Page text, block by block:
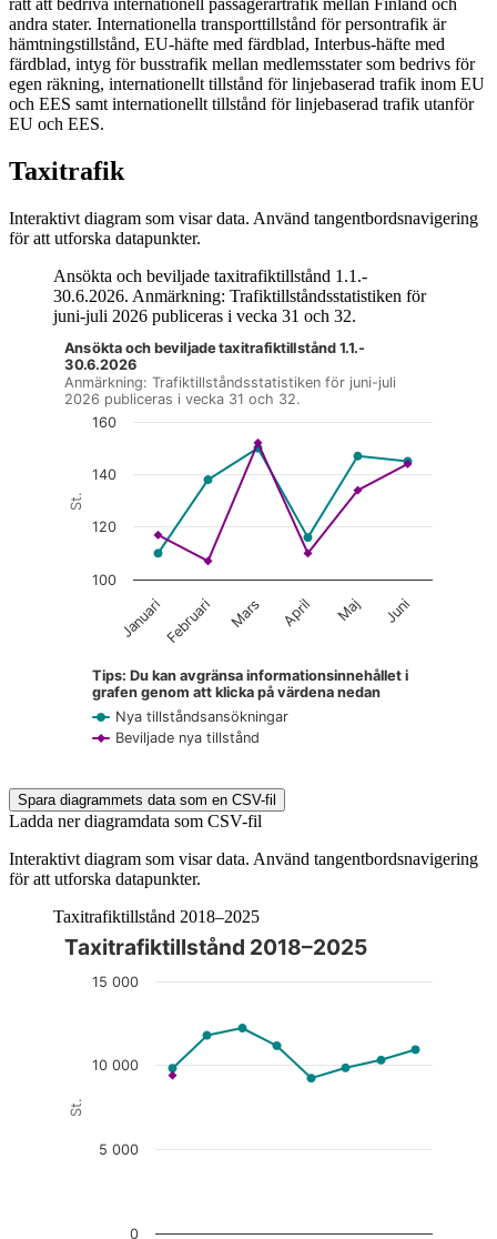
andra stater. Internationella transporttillstånd för persontrafik är
hämtningstillstånd, EU-häfte med färdblad, Interbus-häfte med
färdblad, intyg för busstrafik mellan medlemsstater som bedrivs för
egen räkning, internationellt tillstånd för linjebaserad trafik inom EU
och EES samt internationellt tillstånd för linjebaserad trafik utanför
EU och EES.
Taxitrafik
Interaktivt diagram som visar data. Använd tangentbordsnavigering
för att utforska datapunkter.
Ansökta och beviljade taxitrafiktillstånd 1.1.-
30.6.2026. Anmärkning: Trafiktillståndsstatistiken för
juni-juli 2026 publiceras i vecka 31 och 32.
Diagrammet är interaktivt. Navigera till diagrammet med
St.
Ansökta och beviljade taxitrafiktillstånd 1.1.-
30.6.2026
Anmärkning: Trafiktillståndsstatistiken för juni-juli
2026 publiceras i vecka 31 och 32.
Nya tillståndsansökningar
Beviljade nya tillstånd
Tips: Du kan avgränsa informationsinnehållet i
grafen genom att klicka på värdena nedan
JanuariFebruari Mars April Maj Juni
100
120
140
160
Spara diagrammets data som en CSV-fil
Ladda ner diagramdata som CSV-fil
Interaktivt diagram som visar data. Använd tangentbordsnavigering
för att utforska datapunkter.
Taxitrafiktillstånd 2018–2025
Diagrammet är interaktivt. Navigera till diagrammet med
St.
Taxitrafiktillstånd 2018–2025
0
5 000
10 000
15 000